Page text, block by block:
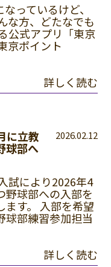
っているけど、
な方、どたなでも
公式アプリ「東京
京ポイント
詳しく読む
に立教
球部へ
2026.02.12
試により2026年4
野球部への入部を
す。 入部を希望
球部練習参加担当
詳しく読む